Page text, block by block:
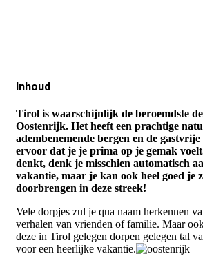
Inhoud
Tirol is waarschijnlijk de beroemdste
Oostenrijk. Het heeft een prachtige
adembenemende bergen en de
ervoor dat je je prima op je gemak
denkt, denk je misschien automatisch
vakantie, maar je kan ook heel goed je
doorbrengen in deze streek!
Vele dorpjes zul je qua naam herkennen
verhalen van vrienden of familie. Maar
deze in Tirol gelegen dorpen gelegen tal
voor een heerlijke vakantie.